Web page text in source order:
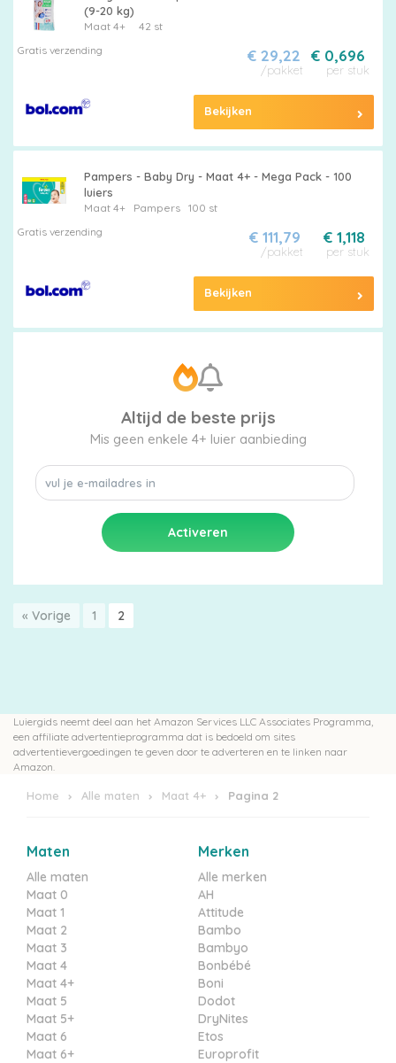
(9-20 kg)
Maat 4+
42 st
Gratis verzending
€ 0,696
per stuk
€ 29,22
/pakket
Bekijken
Pampers - Baby Dry - Maat 4+ - Mega Pack - 100
luiers
Maat 4+ Pampers
100 st
Gratis verzending
€ 1,118
per stuk
€ 111,79
/pakket
Bekijken
Altijd de beste prijs
Mis geen enkele 4+ luier aanbieding
« Vorige 1 2
Luiergids neemt deel aan het Amazon Services LLC Associates Programma,
een affiliate advertentieprogramma dat is bedoeld om sites
advertentievergoedingen te geven door te adverteren en te linken naar
Amazon.
Home Alle maten Maat 4+ Pagina 2
Maten
Alle maten
Maat 0
Maat 1
Maat 2
Maat 3
Maat 4
Maat 4+
Maat 5
Maat 5+
Maat 6
Maat 6+
Merken
Alle merken
AH
Attitude
Bambo
Bambyo
Bonbébé
Boni
Dodot
DryNites
Etos
Europrofit